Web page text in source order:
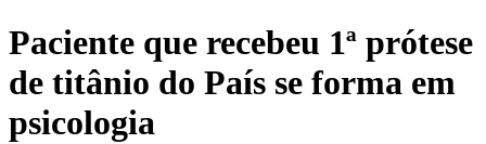
Paciente que recebeu 1ª prótese
de titânio do País se forma em
psicologia